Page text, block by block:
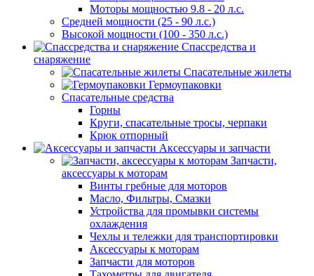
Моторы мощностью 9.8 - 20 л.с.
Средней мощности (25 - 90 л.с.)
Высокой мощности (100 - 350 л.с.)
Спассредства и
снаряжение
Спасательные жилеты
Гермоупаковки
Спасательные средства
Горны
Круги, спасательные тросы, черпаки
Крюк отпорный
Аксессуары и запчасти
Запчасти,
аксессуары к моторам
Винты гребные для моторов
Масло, Фильтры, Смазки
Устройства для промывки системы
охлаждения
Чехлы и тележки для транспортировки
Аксессуары к моторам
Запчасти для моторов